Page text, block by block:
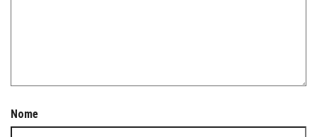
Nome